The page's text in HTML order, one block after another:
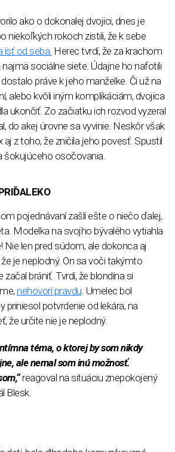
ako o dokonalej dvojici, dnes je
niekoľkých rokoch zistili, že k sebe
ísť od seba. Herec tvrdí, že za krachom
sociálne siete. Údajne ho nafotili
práve k jeho manželke. Či už na
alebo kvôli iným komplikáciám, dvojica
ukončiť. Zo začiatku ich rozvod vyzeral
do akej úrovne sa vyvinie. Neskôr však
aj z toho, že zničila jeho povesť. Spustil
šokujúceho osočovania.
pojednávaní zašli ešte o niečo ďalej,
Modelka na svojho bývalého vytiahla
Nie len pred súdom, ale dokonca aj
je neplodný. On sa voči takýmto
brániť. Tvrdí, že blondína si
nehovorí pravdu . Umelec bol
priniesol potvrdenie od lekára, na
že určite nie je neplodný.
téma, o ktorej by som nikdy
ale nemal som inú možnosť.
reagoval na situáciu znepokojený
Blesk.